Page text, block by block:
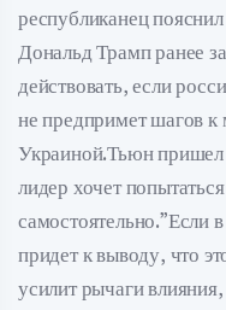
республиканец
Дональд Трамп ранее
действовать, если
не предпримет шагов
Украиной.Тьюн пришел
лидер хочет
самостоятельно.”Если
придет к выводу, что
усилит рычаги